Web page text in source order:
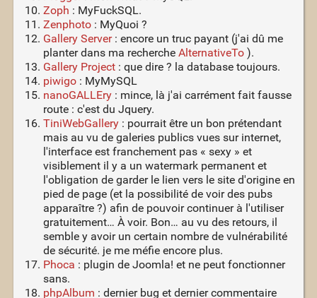
Zoph : MyFuckSQL.
Zenphoto: MyQuoi ?
Gallery Server: encore un truc payant (j'ai dû me
planter dans ma recherche AlternativeTo).
Gallery Project: que dire ? la database toujours.
piwigo: MyMySQL
nanoGALLEry: mince, là j'ai carrément fait fausse
route : c'est du Jquery.
TiniWebGallery: pourrait être un bon prétendant
mais au vu de galeries publics vues sur internet,
l'interface est franchement pas « sexy » et
visiblement il y a un watermark permanent et
l'obligation de garder le lien vers le site d'origine en
pied de page (et la possibilité de voir des pubs
apparaître ?) afin de pouvoir continuer à l'utiliser
gratuitement… À voir. Bon… au vu des retours, il
semble y avoir un certain nombre de vulnérabilité
de sécurité. je me méfie encore plus.
Phoca : plugin de Joomla! et ne peut fonctionner
sans.
phpAlbum : dernier bug et dernier commentaire